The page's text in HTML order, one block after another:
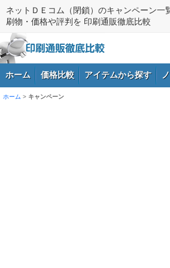
ネットＤＥコム（閉鎖）のキャンペーン一
刷物・価格や評判を 印刷通販徹底比較
ホーム 価格比較 アイテムから探す
ホーム > キャンペーン